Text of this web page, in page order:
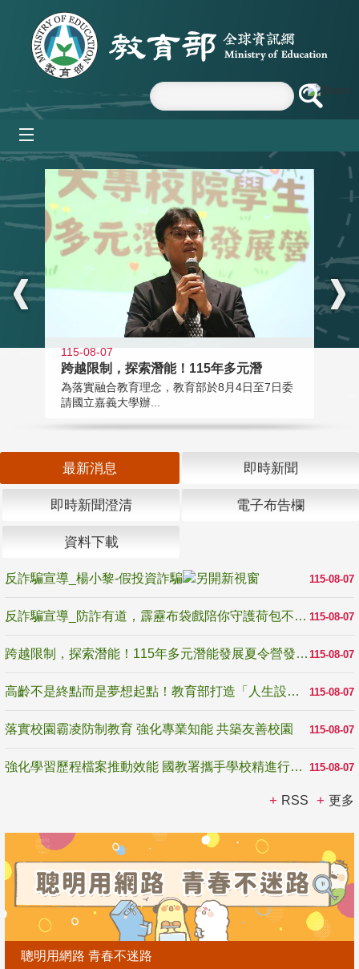
跳到主要內容區塊
:::
115-08-07
跨越限制，探索潛能！115年多元潛
為落實融合教育理念，教育部於8月4日至7日委
請國立嘉義大學辦...
最新消息 即時新聞
即時新聞澄清 電子布告欄
資料下載
115-08-07
反詐騙宣導_楊小黎-假投資詐騙
115-08-07
反詐騙宣導_防詐有道，霹靂布袋戲陪你守護荷包不受騙
115-08-07
跨越限制，探索潛能！115年多元潛能發展夏令營發掘生命無限可能
115-08-07
高齡不是終點而是夢想起點！教育部打造「人生設計夢工場」 參展第3屆高齡健康產業博覽會
115-08-07
落實校園霸凌防制教育 強化專業知能 共築友善校園
115-08-07
強化學習歷程檔案推動效能 國教署攜手學校精進行政與教學支持
RSS 更多
聰明用網路 青春不迷路